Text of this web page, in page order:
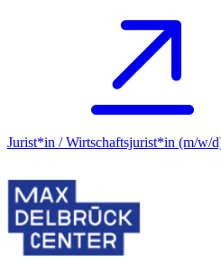
Jurist*in / Wirtschafts­jurist*in (m/w/